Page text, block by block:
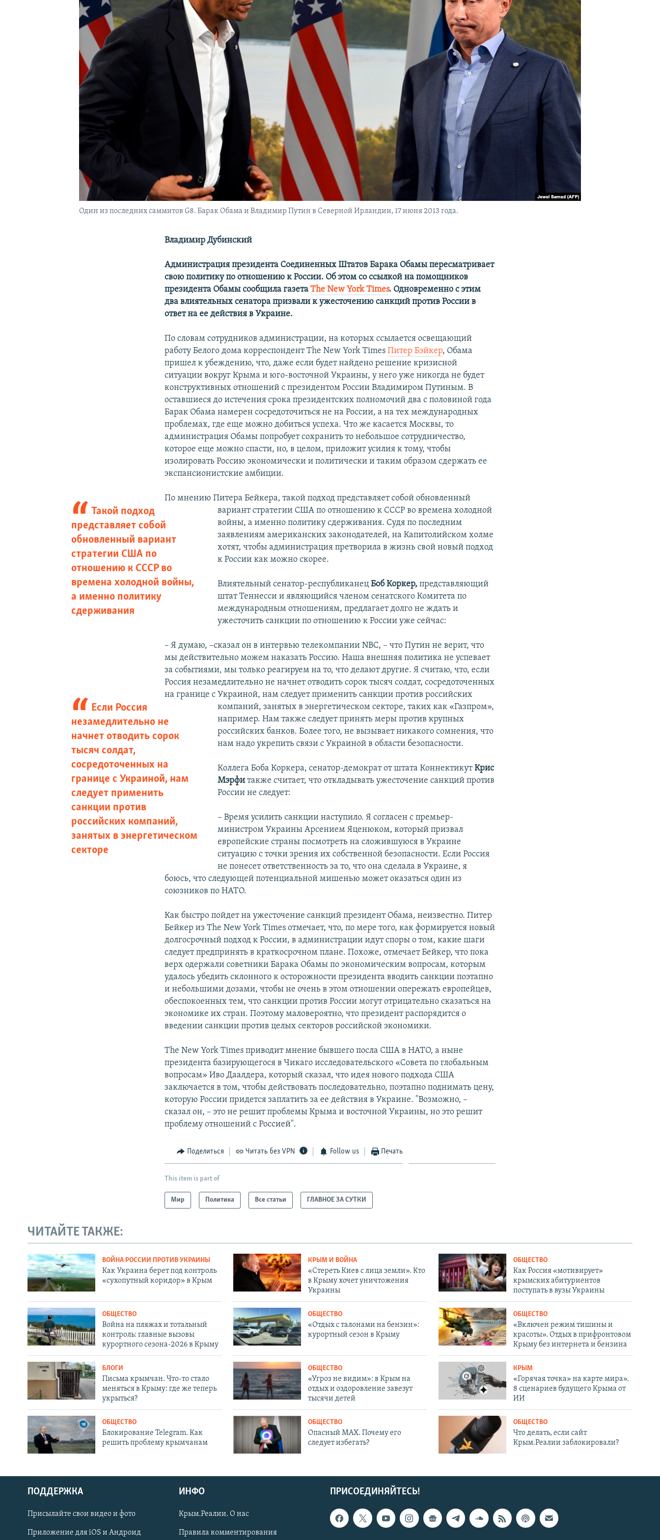
КРЫМ.НЕПОКОРЕННЫЙ
УКРАИНСКАЯ ПРОБЛЕМА КРЫМА
Українською
Qırımtatar
Один из последних саммитов G8. Барак Обама и Владимир Путин в Северной Ирландии, 17 июня 2013 года.
Владимир Дубинский
Администрация президента Соединенных Штатов Барака Обамы пересматривает
свою политику по отношению к России. Об этом со ссылкой на помощников
президента Обамы сообщила газетаThe New York Times. Одновременно с этим
два влиятельных сенатора призвали к ужесточению санкций против России в
ответ на ее действия в Украине.
По словам сотрудников администрации, на которых ссылается освещающий
работу Белого дома корреспондент The New York TimesПитер Бэйкер, Обама
пришел к убеждению, что, даже если будет найдено решение кризисной
ситуации вокруг Крыма и юго-восточной Украины, у него уже никогда не будет
конструктивных отношений с президентом России Владимиром Путиным. В
оставшиеся до истечения срока президентских полномочий два с половиной года
Барак Обама намерен сосредоточиться не на России, а на тех международных
проблемах, где еще можно добиться успеха. Что же касается Москвы, то
администрация Обамы попробует сохранить то небольшое сотрудничество,
которое еще можно спасти, но, в целом, приложит усилия к тому, чтобы
изолировать Россию экономически и политически и таким образом сдержать ее
экспансионистские амбиции.
По мнению Питера Бейкера, такой подход представляет собой обновленный
Такой подход
представляет собой
обновленный вариант
стратегии США по
отношению к СССР во
времена холодной войны,
а именно политику
сдерживания
вариант стратегии США по отношению к СССР во времена холодной
войны, а именно политику сдерживания. Судя по последним
заявлениям американских законодателей, на Капитолийском холме
хотят, чтобы администрация претворила в жизнь свой новый подход
к России как можно скорее.
Влиятельный сенатор-республиканец Боб Коркер, представляющий
штат Теннесси и являющийся членом сенатского Комитета по
международным отношениям, предлагает долго не ждать и
ужесточить санкции по отношению к России уже сейчас:
– Я думаю, –сказал он в интервью телекомпании NBC, – что Путин не верит, что
мы действительно можем наказать Россию. Наша внешняя политика не успевает
за событиями, мы только реагируем на то, что делают другие. Я считаю, что, если
Россия незамедлительно не начнет отводить сорок тысяч солдат, сосредоточенных
на границе с Украиной, нам следует применить санкции против российских
компаний, занятых в энергетическом секторе, таких как «Газпром»,
Если Россия
незамедлительно не
начнет отводить сорок
тысяч солдат,
сосредоточенных на
границе с Украиной, нам
следует применить
санкции против
российских компаний,
занятых в энергетическом
секторе
например. Нам также следует принять меры против крупных
российских банков. Более того, не вызывает никакого сомнения, что
нам надо укрепить связи с Украиной в области безопасности.
Коллега Боба Коркера, сенатор-демократ от штата КоннектикутКрис
Мэрфи также считает, что откладывать ужесточение санкций против
России не следует:
– Время усилить санкции наступило. Я согласен с премьер-
министром Украины Арсением Яценюком, который призвал
европейские страны посмотреть на сложившуюся в Украине
ситуацию с точки зрения их собственной безопасности. Если Россия
не понесет ответственность за то, что она сделала в Украине, я
боюсь, что следующей потенциальной мишенью может оказаться один из
союзников по НАТО.
Как быстро пойдет на ужесточение санкций президент Обама, неизвестно. Питер
Бейкер из The New York Times отмечает, что, по мере того, как формируется новый
долгосрочный подход к России, в администрации идут споры о том, какие шаги
следует предпринять в краткосрочном плане. Похоже, отмечает Бейкер, что пока
верх одержали советники Барака Обамы по экономическим вопросам, которым
удалось убедить склонного к осторожности президента вводить санкции поэтапно
и небольшими дозами, чтобы не очень в этом отношении опережать европейцев,
обеспокоенных тем, что санкции против России могут отрицательно сказаться на
экономике их стран. Поэтому маловероятно, что президент распорядится о
введении санкции против целых секторов российской экономики.
The New York Times приводит мнение бывшего посла США в НАТО, а ныне
президента базирующегося в Чикаго исследовательского «Совета по глобальным
вопросам» Иво Даалдера, который сказал, что идея нового подхода США
заключается в том, чтобы действовать последовательно, поэтапно поднимать цену,
которую России придется заплатить за ее действия в Украине. "Возможно, –
сказал он, – это не решит проблемы Крыма и восточной Украины, но это решит
проблему отношений с Россией".
Поделиться Читать без VPN Follow us Печать
This item is part of
Мир Политика Все статьи ГЛАВНОЕ ЗА СУТКИ
ЧИТАЙТЕ ТАКЖЕ:
ВОЙНА РОССИИ ПРОТИВ УКРАИНЫ
Как Украина берет под контроль
«сухопутный коридор» в Крым
КРЫМ И ВОЙНА
«Стереть Киев с лица земли». Кто
в Крыму хочет уничтожения
Украины
ОБЩЕСТВО
Как Россия «мотивирует»
крымских абитуриентов
поступать в вузы Украины
ОБЩЕСТВО
Война на пляжах и тотальный
контроль: главные вызовы
курортного сезона-2026 в Крыму
ОБЩЕСТВО
«Отдых с талонами на бензин»:
курортный сезон в Крыму
ОБЩЕСТВО
«Включен режим тишины и
красоты». Отдых в прифронтовом
Крыму без интернета и бензина
БЛОГИ
Письма крымчан. Что-то стало
меняться в Крыму: где же теперь
укрыться?
ОБЩЕСТВО
«Угроз не видим»: в Крым на
отдых и оздоровление завезут
тысячи детей
КРЫМ
«Горячая точка» на карте мира».
8 сценариев будущего Крыма от
ИИ
ОБЩЕСТВО
Блокирование Telegram. Как
решить проблему крымчанам
ОБЩЕСТВО
Опасный MAX. Почему его
следует избегать?
ОБЩЕСТВО
Что делать, если сайт
Крым.Реалии заблокировали?
ПРИСОЕДИНЯЙТЕСЬ!
ПОДДЕРЖКА
Присылайте свои видео и фото
Приложение для iOS и Андроид
ИНФО
Крым.Реалии. О нас
Правила комментирования